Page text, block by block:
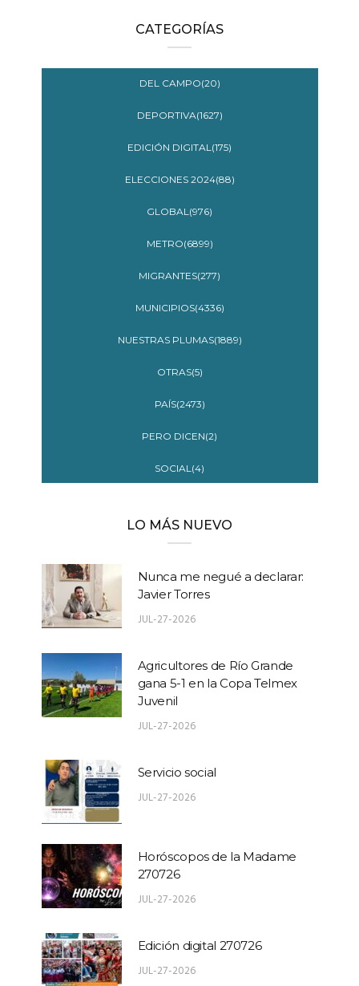
CATEGORÍAS
DEL CAMPO(20)
DEPORTIVA(1627)
EDICIÓN DIGITAL(175)
ELECCIONES 2024(88)
GLOBAL(976)
METRO(6899)
MIGRANTES(277)
MUNICIPIOS(4336)
NUESTRAS PLUMAS(1889)
OTRAS(5)
PAÍS(2473)
PERO DICEN(2)
SOCIAL(4)
LO MÁS NUEVO
Nunca me negué a declarar:
Javier Torres
JUL-27-2026
Agricultores de Río Grande
gana 5-1 en la Copa Telmex
Juvenil
JUL-27-2026
Servicio social
JUL-27-2026
Horóscopos de la Madame
270726
JUL-27-2026
Edición digital 270726
JUL-27-2026